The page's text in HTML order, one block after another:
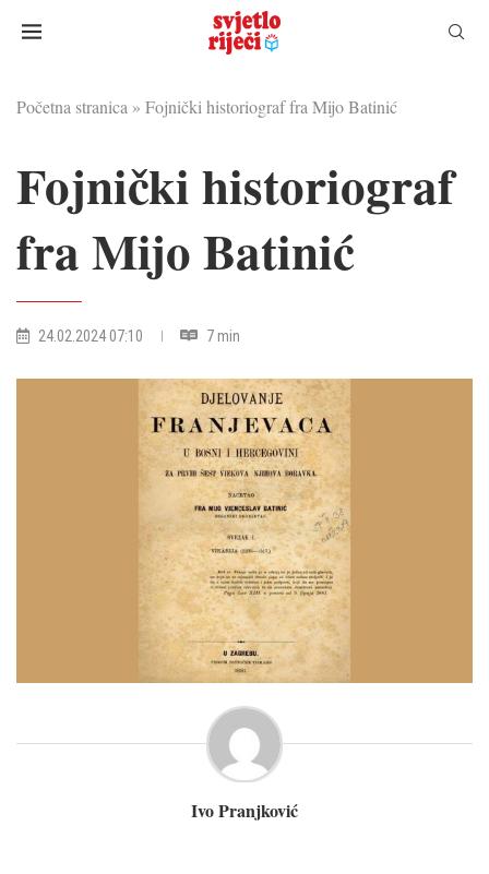
Početna stranica » Fojnički historiograf fra Mijo Batinić
Fojnički historiograf
fra Mijo Batinić
24.02.2024 07:10 7 min
Ivo Pranjković